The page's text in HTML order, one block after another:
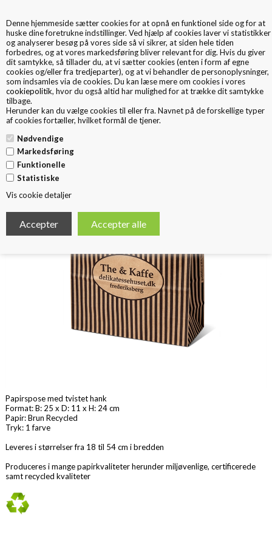
Denne hjemmeside sætter cookies for at opnå en funktionel side og for at
huske dine foretrukne indstillinger. Ved hjælp af cookies laver vi statistikker
og analyserer besøg på vores side så vi sikrer, at siden hele tiden
forbedres, og at vores markedsføring bliver relevant for dig. Hvis du giver
dit samtykke, så tillader du, at vi sætter cookies (enten i form af egne
cookies og/eller fra tredjeparter), og at vi behandler de personoplysninger,
som indsamles via de cookies. Du kan læse mere om cookies i vores
cookiepolitik, hvor du også altid har mulighed for at trække dit samtykke
tilbage.
Herunder kan du vælge cookies til eller fra. Navnet på de forskellige typer
af cookies fortæller, hvilket formål de tjener.
Nødvendige
Markedsføring
Funktionelle
Statistiske
Vis cookie detaljer
0
< Tilbage
Papirspose tvistet hank
Papirspose med tvistet hank
Format: B: 25 x D: 11 x H: 24 cm
Papir: Brun Recycled
Tryk: 1 farve
Leveres i størrelser fra 18 til 54 cm i bredden
Produceres i mange papirkvaliteter herunder miljøvenlige, certificerede
samt recycled kvaliteter